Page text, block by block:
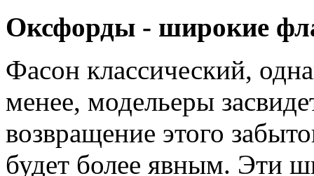
Оксфорды - широкие
Фасон классический,
менее, модельеры
возвращение этого
будет более явным. Эти